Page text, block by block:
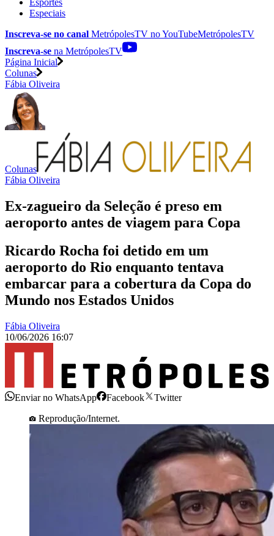
Especiais
Inscreva-se no canal MetrópolesTV noYouTubeMetrópolesTV
Inscreva-se na MetrópolesTV
Página Inicial
Colunas
Fábia Oliveira
Colunas
Fábia Oliveira
Ex-zagueiro da Seleção é preso em
aeroporto antes de viagem para Copa
Ricardo Rocha foi detido em um
aeroporto do Rio enquanto tentava
embarcar para a cobertura da Copa do
Mundo nos Estados Unidos
Fábia Oliveira
10/06/2026 16:07
Enviar no WhatsApp Facebook
Twitter
Reprodução/Internet.